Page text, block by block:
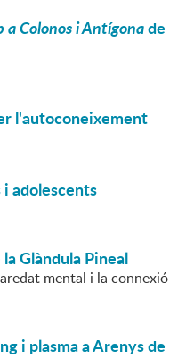
a Colonos i Antígonade
l'autoconeixement
adolescents
Glàndula Pineal
mental i la connexió
i plasma a Arenys de